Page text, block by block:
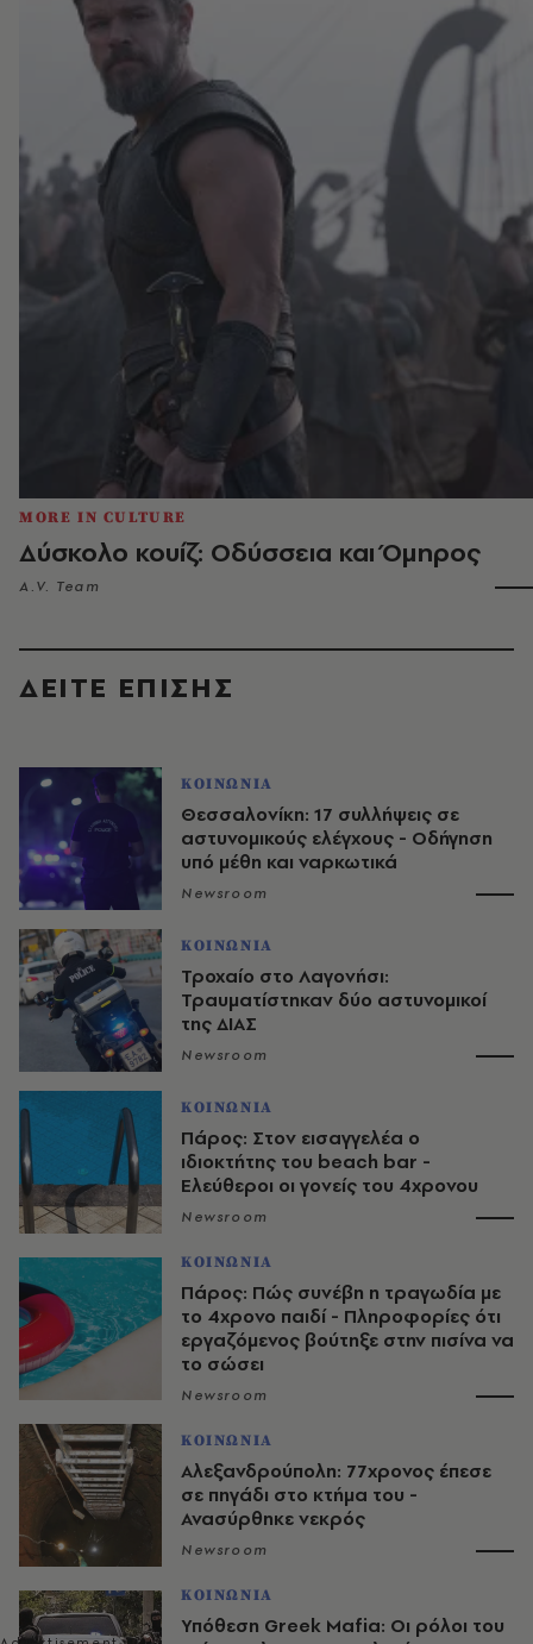
MORE IN CULTURE
Δύσκολο κουίζ: Οδύσσεια και Όμηρος
A.V. Team
ΔΕΙΤΕ ΕΠΙΣΗΣ
ΚΟΙΝΩΝΙΑ
Θεσσαλονίκη: 17 συλλήψεις σε
αστυνομικούς ελέγχους - Οδήγηση
υπό μέθη και ναρκωτικά
Newsroom
ΚΟΙΝΩΝΙΑ
Τροχαίο στο Λαγονήσι:
Τραυματίστηκαν δύο αστυνομικοί
της ΔΙΑΣ
Newsroom
ΚΟΙΝΩΝΙΑ
Πάρος: Στον εισαγγελέα ο
ιδιοκτήτης του beach bar -
Ελεύθεροι οι γονείς του 4χρονου
Newsroom
ΚΟΙΝΩΝΙΑ
Πάρος: Πώς συνέβη η τραγωδία με
το 4χρονο παιδί - Πληροφορίες ότι
εργαζόμενος βούτηξε στην πισίνα να
το σώσει
Newsroom
ΚΟΙΝΩΝΙΑ
Αλεξανδρούπολη: 77χρονος έπεσε
σε πηγάδι στο κτήμα του -
Ανασύρθηκε νεκρός
Newsroom
ΚΟΙΝΩΝΙΑ
Υπόθεση Greek Mafia: Οι ρόλοι του